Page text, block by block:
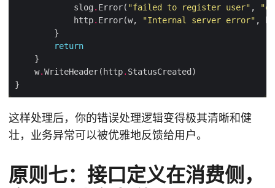
            slog
. Error( "failed to register user" ,
            http
. Error(w, "Internal server error" ,
return
    w
.WriteHeader(http.
这样处理后，你的错误处理逻辑变得极其清晰和健
壮，业务异常可以被优雅地反馈给用户。
原则七：接口定义在消费侧，